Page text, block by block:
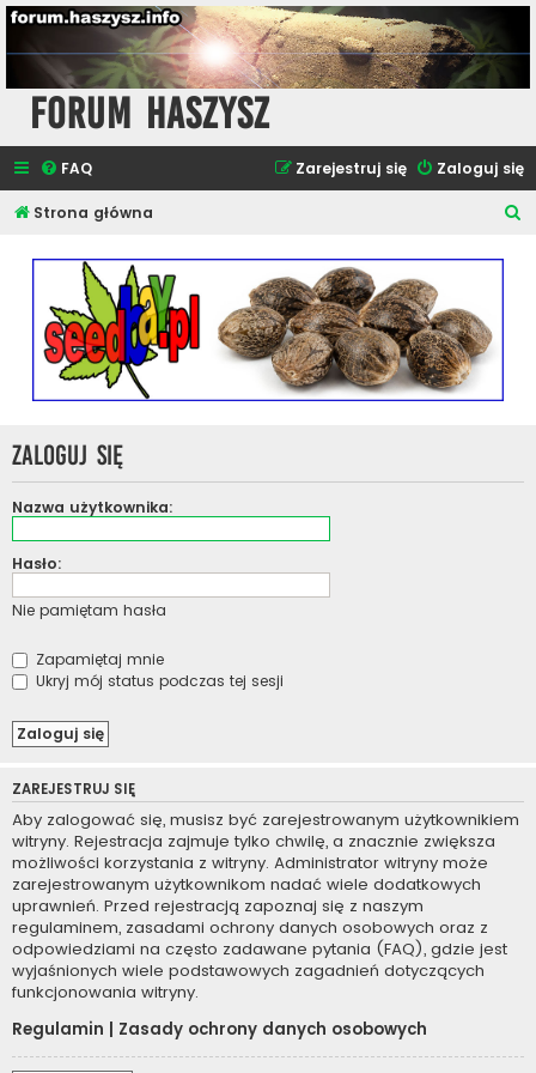
Forum Haszysz
FAQ Zaloguj się
Zarejestruj się
Strona główna
Zaloguj się
Nazwa użytkownika:
Hasło:
Nie pamiętam hasła
Zapamiętaj mnie
Ukryj mój status podczas tej sesji
ZAREJESTRUJ SIĘ
Aby zalogować się, musisz być zarejestrowanym użytkownikiem
witryny. Rejestracja zajmuje tylko chwilę, a znacznie zwiększa
możliwości korzystania z witryny. Administrator witryny może
zarejestrowanym użytkownikom nadać wiele dodatkowych
uprawnień. Przed rejestracją zapoznaj się z naszym
regulaminem, zasadami ochrony danych osobowych oraz z
odpowiedziami na często zadawane pytania (FAQ), gdzie jest
wyjaśnionych wiele podstawowych zagadnień dotyczących
funkcjonowania witryny.
Regulamin | Zasady ochrony danych osobowych